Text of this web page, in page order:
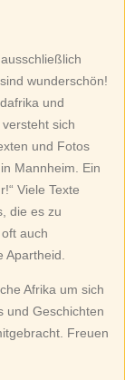
wunderschön!
und
sich
und Fotos
Mannheim. Ein
Viele Texte
die es zu
auch
Afrika um sich
und Geschichten
Freuen